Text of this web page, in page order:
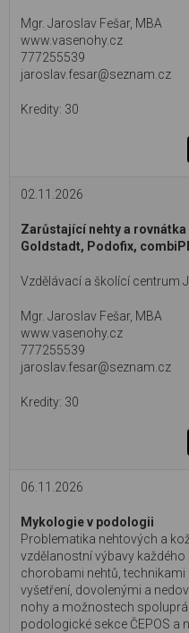
Mgr. Jaroslav Fešar, MBA
www.vasenohy.cz
777255539
jaroslav.fesar@seznam.cz
30
02.11.2026
Zarůstající nehty a
Goldstadt, Podofix,
Vzdělávací a školící centrum
Mgr. Jaroslav Fešar, MBA
www.vasenohy.cz
777255539
jaroslav.fesar@seznam.cz
30
06.11.2026
Mykologie v podologii
Problematika nehtových a
vzdělanostní výbavy každého
chorobami nehtů,
vyšetření, dovolenými a
nohy a možnostech
podologické sekce ČEPOS a